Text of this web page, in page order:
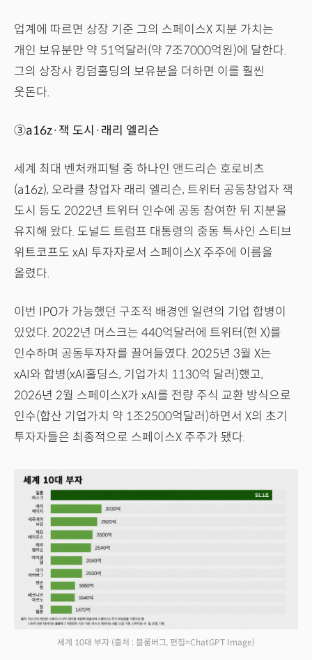
업계에 따르면 상장 기준 그의 스페이스X 지분 가치는
개인 보유분만 약 51억달러(약 7조7000억원)에 달한다.
그의 상장사 킹덤홀딩의 보유분을 더하면 이를 훨씬
웃돈다.
③a16z·잭 도시·래리 엘리슨
세계 최대 벤처캐피털 중 하나인 앤드리슨 호로비츠
(a16z), 오라클 창업자 래리 엘리슨, 트위터 공동창업자 잭
도시 등도 2022년 트위터 인수에 공동 참여한 뒤 지분을
유지해 왔다. 도널드 트럼프 대통령의 중동 특사인 스티브
위트코프도 xAI 투자자로서 스페이스X 주주에 이름을
올렸다.
이번 IPO가 가능했던 구조적 배경엔 일련의 기업 합병이
있었다. 2022년 머스크는 440억달러에 트위터(현 X)를
인수하며 공동투자자를 끌어들였다. 2025년 3월 X는
xAI와 합병(xAI홀딩스, 기업가치 1130억 달러)했고,
2026년 2월 스페이스X가 xAI를 전량 주식 교환 방식으로
인수(합산 기업가치 약 1조2500억달러)하면서 X의 초기
투자자들은 최종적으로 스페이스X 주주가 됐다.
세계 10대 부자 (출처 : 블룸버그, 편집=ChatGPT Image)